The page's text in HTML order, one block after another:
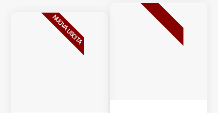
NUOVA USCITA BESTSELLER